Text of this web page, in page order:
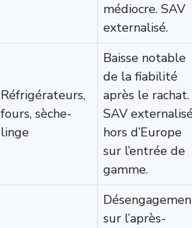
médiocre. SAV
externalisé.
Réfrigérateurs,
fours, sèche-
linge
Baisse notable
de la fiabilité
après le rachat.
SAV
hors d’Europe
sur l’entrée de
gamme.
sur l’après-